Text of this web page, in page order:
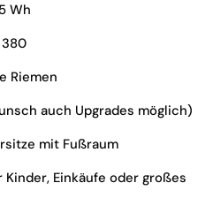
Wh
Riemen
auch Upgrades möglich)
mit Fußraum
Kinder, Einkäufe oder großes